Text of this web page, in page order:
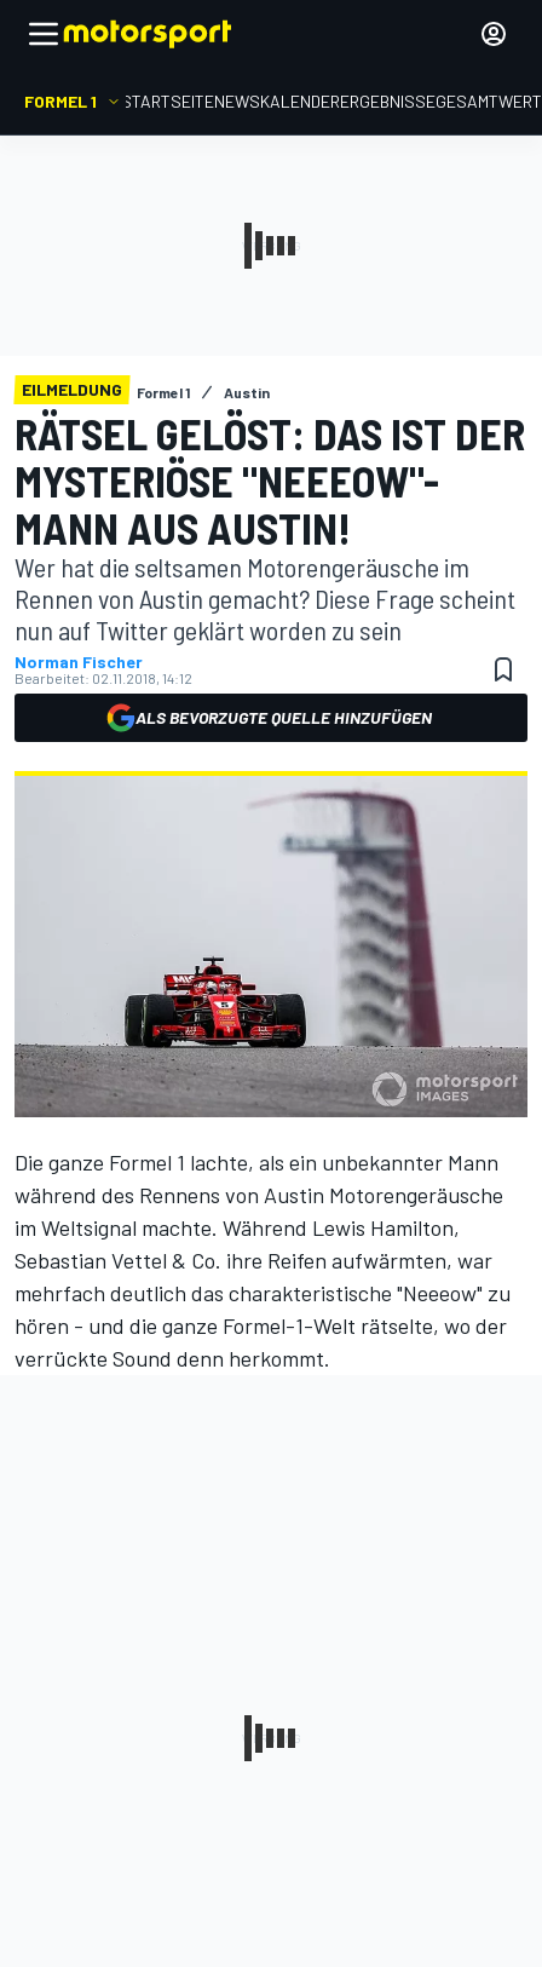
FORMEL 1 STARTSEITENEWSKALENDERERGEBNISSE
EILMELDUNG Formel 1 Austin
RÄTSEL GELÖST: DAS IST DER
MYSTERIÖSE "NEEEOW"-
MANN AUS AUSTIN!
Wer hat die seltsamen Motorengeräusche im
Rennen von Austin gemacht? Diese Frage scheint
nun auf Twitter geklärt worden zu sein
Norman Fischer
Bearbeitet: 02.11.2018, 14:12
ALS BEVORZUGTE QUELLE HINZUFÜGEN
Die ganze Formel 1 lachte, als ein unbekannter Mann
während des Rennens von Austin Motorengeräusche
im Weltsignal machte. Während Lewis Hamilton,
Sebastian Vettel & Co. ihre Reifen aufwärmten, war
mehrfach deutlich das charakteristische "Neeeow" zu
hören - und die ganze Formel-1-Welt rätselte, wo der
verrückte Sound denn herkommt.